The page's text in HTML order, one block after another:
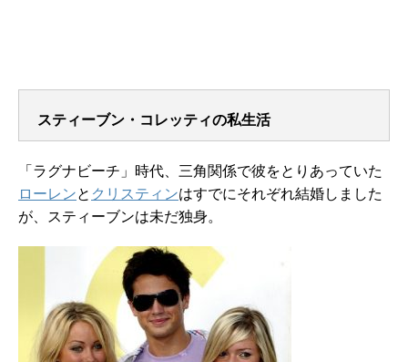
スティーブン・コレッティの私生活
「ラグナビーチ」時代、三角関係で彼をとりあっていた
ローレンと クリスティンはすでにそれぞれ結婚しました
が、スティーブンは未だ独身。